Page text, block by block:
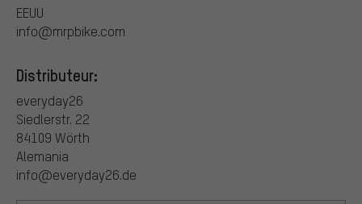
EEUU
info@mrpbike.com
Distributeur:
everyday26
Siedlerstr. 22
84109 Wörth
Alemania
info@everyday26.de